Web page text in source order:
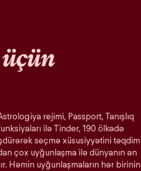
rejimi, Passport, Tanışlıq
ilə Tinder, 190 ölkədə
seçmə xüsusiyyətini təqdim
çox uyğunlaşma ilə dünyanın ən
Həmin uyğunlaşmaların hər birinin